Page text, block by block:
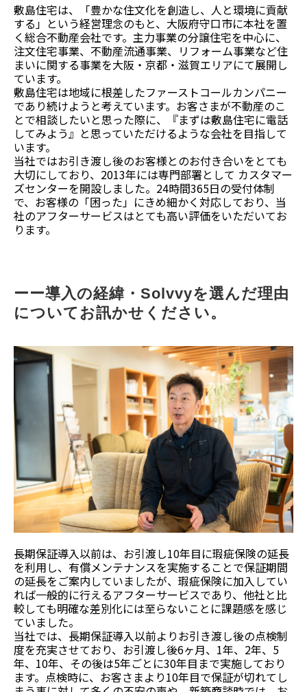
敷島住宅は、「豊かな住文化を創造し、人と環境に貢献
する」という経営理念のもと、大阪府守口市に本社を置
く総合不動産会社です。主力事業の分譲住宅を中心に、
注文住宅事業、不動産流通事業、リフォーム事業など住
まいに関する事業を大阪・京都・滋賀エリアにて展開し
ています。
敷島住宅は地域に根差したファーストコールカンパニー
であり続けようと考えています。お客さまが不動産のこ
とで相談したいと思った際に、『まずは敷島住宅に電話
してみよう』と思っていただけるような会社を目指して
います。
当社ではお引き渡し後のお客様とのお付き合いをとても
大切にしており、2013年には専門部署として カスタマー
ズセンターを開設しました。24時間365日の受付体制
で、お客様の「困った」にきめ細かく対応しており、当
社のアフターサービスはとても高い評価をいただいてお
ります。
ーー導入の経緯・Solvvyを選んだ理由
についてお訊かせください。
長期保証導入以前は、お引渡し10年目に瑕疵保険の延長
を利用し、有償メンテナンスを実施することで保証期間
の延長をご案内していましたが、瑕疵保険に加入してい
れば一般的に行えるアフターサービスであり、他社と比
較しても明確な差別化には至らないことに課題感を感じ
ていました。
当社では、長期保証導入以前よりお引き渡し後の点検制
度を充実させており、お引渡し後6ヶ月、1年、2年、5
年、10年、その後は5年ごとに30年目まで実施しており
ます。点検時に、お客さまより10年目で保証が切れてし